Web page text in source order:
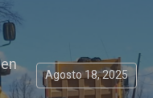
en
Agosto 18, 2025